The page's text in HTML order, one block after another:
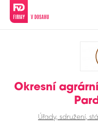
Okresní
Úřady, sdružení,